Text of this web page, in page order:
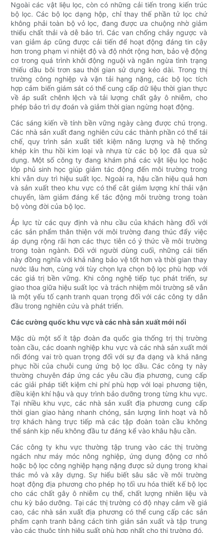
Ngoài các vật liệu lọc, còn có những cải tiến trong kiến ​​trúc
bộ lọc. Các bộ lọc dạng hộp, chỉ thay thế phần tử lọc chứ
không phải toàn bộ vỏ lọc, đang được ưa chuộng nhờ giảm
thiểu chất thải và dễ bảo trì. Các van chống chảy ngược và
van giảm áp cũng được cải tiến để hoạt động đáng tin cậy
hơn trong phạm vi nhiệt độ và độ nhớt rộng hơn, bảo vệ động
cơ trong quá trình khởi động nguội và ngăn ngừa tình trạng
thiếu dầu bôi trơn sau thời gian sử dụng kéo dài. Trong thị
trường công nghiệp và vận tải hạng nặng, các bộ lọc tích
hợp cảm biến giám sát có thể cung cấp dữ liệu thời gian thực
về áp suất chênh lệch và tải lượng chất gây ô nhiễm, cho
phép bảo trì dự đoán và giảm thời gian ngừng hoạt động.
Các sáng kiến ​​về tính bền vững ngày càng được chú trọng.
Các nhà sản xuất đang nghiên cứu các thành phần có thể tái
chế, quy trình sản xuất tiết kiệm năng lượng và hệ thống
khép kín thu hồi kim loại và nhựa từ các bộ lọc đã qua sử
dụng. Một số công ty đang khám phá các vật liệu lọc hoặc
lớp phủ sinh học giúp giảm tác động đến môi trường trong
khi vẫn duy trì hiệu suất lọc. Ngoài ra, hậu cần hiệu quả hơn
và sản xuất theo khu vực có thể cắt giảm lượng khí thải vận
chuyển, làm giảm đáng kể tác động môi trường trong toàn
bộ vòng đời của bộ lọc.
Áp lực từ các quy định và nhu cầu của khách hàng đối với
các sản phẩm thân thiện với môi trường đang thúc đẩy việc
áp dụng rộng rãi hơn các thực tiễn có ý thức về môi trường
trong toàn ngành. Đối với người dùng cuối, những cải tiến
này đồng nghĩa với khả năng bảo vệ tốt hơn và thời gian thay
nước lâu hơn, cùng với tùy chọn lựa chọn bộ lọc phù hợp với
các giá trị bền vững. Khi công nghệ tiếp tục phát triển, sự
giao thoa giữa hiệu suất lọc và trách nhiệm môi trường sẽ vẫn
là một yếu tố cạnh tranh quan trọng đối với các công ty dẫn
đầu trong nghiên cứu và phát triển.
Các cường quốc khu vực và các nhà sản xuất mới nổi
Mặc dù một số ít tập đoàn đa quốc gia thống trị thị trường
toàn cầu, các doanh nghiệp khu vực và các nhà sản xuất mới
nổi đóng vai trò quan trọng đối với sự đa dạng và khả năng
phục hồi của chuỗi cung ứng bộ lọc dầu. Các công ty này
thường chuyên đáp ứng các yêu cầu địa phương, cung cấp
các giải pháp tiết kiệm chi phí phù hợp với loại phương tiện,
điều kiện khí hậu và quy trình bảo dưỡng trong từng khu vực.
Tại nhiều khu vực, các nhà sản xuất địa phương cung cấp
thời gian giao hàng nhanh chóng, sản lượng linh hoạt và hỗ
trợ khách hàng trực tiếp mà các tập đoàn toàn cầu không
thể sánh kịp nếu không đầu tư đáng kể vào khâu hậu cần.
Các công ty khu vực thường tập trung vào các thị trường
ngách như máy móc nông nghiệp, ứng dụng động cơ nhỏ
hoặc bộ lọc công nghiệp hạng nặng được sử dụng trong khai
thác mỏ và xây dựng. Sự hiểu biết sâu sắc về môi trường
hoạt động địa phương cho phép họ tối ưu hóa thiết kế bộ lọc
cho các chất gây ô nhiễm cụ thể, chất lượng nhiên liệu và
chu kỳ bảo dưỡng. Tại các thị trường có độ nhạy cảm về giá
cao, các nhà sản xuất địa phương có thể cung cấp các sản
phẩm cạnh tranh bằng cách tinh giản sản xuất và tập trung
vào các thuộc tính hiệu suất phù hợp nhất cho thị trường đó.